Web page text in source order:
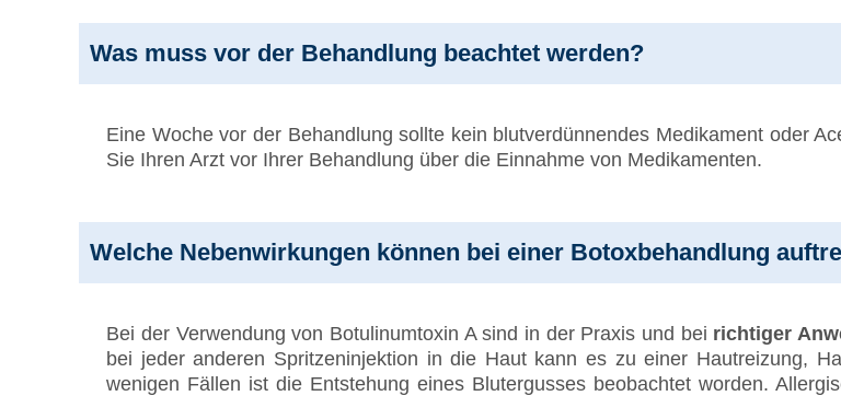
Was muss vor der Behandlung beachtet werden?
Eine Woche vor der Behandlung sollte kein blutverdünnendes Medikament oder
Sie Ihren Arzt vor Ihrer Behandlung über die Einnahme von Medikamenten.
Welche Nebenwirkungen können bei einer Botoxbehandlung
Bei der Verwendung von Botulinumtoxin A sind in der Praxis und bei richtiger
bei jeder anderen Spritzeninjektion in die Haut kann es zu einer Hautreizung,
wenigen Fällen ist die Entstehung eines Blutergusses beobachtet worden.